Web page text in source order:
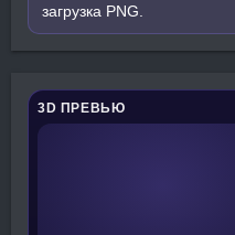
загрузка PNG.
3D ПРЕВЬЮ